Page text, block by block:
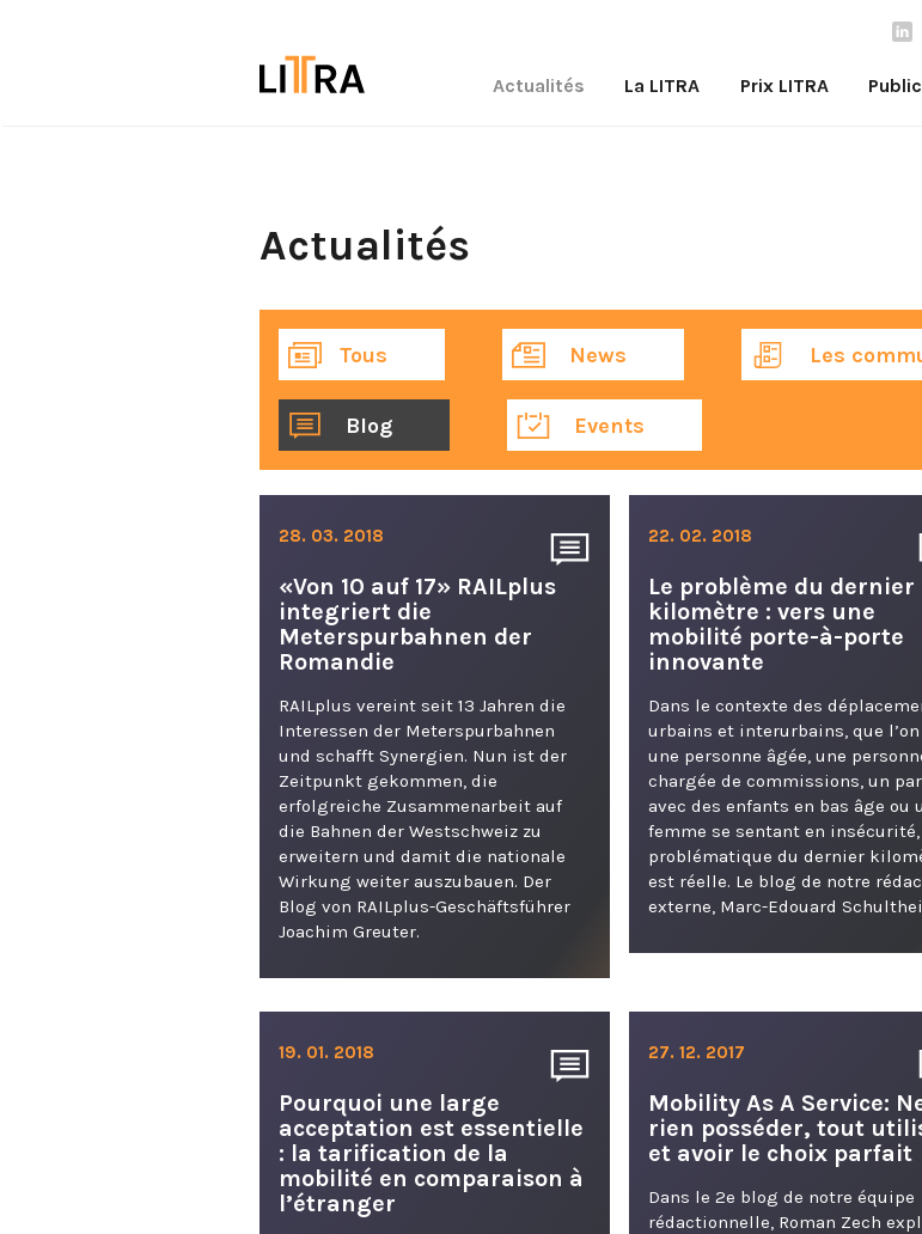
Actualités La LITRA Prix LITRA
Actualités
Tous News Les
Blog Events
28. 03. 2018
«Von 10 auf 17» RAILplus
integriert die
Meterspurbahnen der
Romandie
RAILplus vereint seit 13 Jahren die
Interessen der Meterspurbahnen
und schafft Synergien. Nun ist der
Zeitpunkt gekommen, die
erfolgreiche Zusammenarbeit auf
die Bahnen der Westschweiz zu
erweitern und damit die nationale
Wirkung weiter auszubauen. Der
Blog von RAILplus-Geschäftsführer
Joachim Greuter.
22. 02. 2018
Le problème du dernier
kilomètre : vers une
mobilité porte-à-porte
innovante
Dans le contexte des
urbains et interurbains, que
une personne âgée, une
chargée de commissions, un
avec des enfants en bas âge ou
femme se sentant en
problématique du dernier
est réelle. Le blog de notre
externe, Marc-Edouard
19. 01. 2018
Pourquoi une large
acceptation est essentielle
: la tarification de la
mobilité en comparaison à
l’étranger
27. 12. 2017
Mobility As A Service:
rien posséder, tout
et avoir le choix parfait
Dans le 2e blog de notre équipe
rédactionnelle, Roman Zech